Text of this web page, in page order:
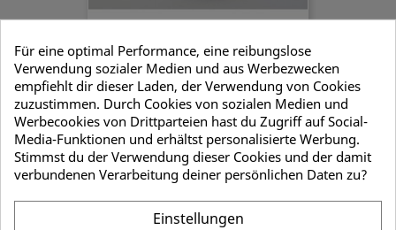
Mützenkordel Silberfarben
15,35 €
Für eine optimal Performance, eine reibungslose
Verwendung sozialer Medien und aus Werbezwecken
empfiehlt dir dieser Laden, der Verwendung von Cookies
zuzustimmen. Durch Cookies von sozialen Medien und
Werbecookies von Drittparteien hast du Zugriff auf Social-
Media-Funktionen und erhältst personalisierte Werbung.
Stimmst du der Verwendung dieser Cookies und der damit
verbundenen Verarbeitung deiner persönlichen Daten zu?
Einstellungen